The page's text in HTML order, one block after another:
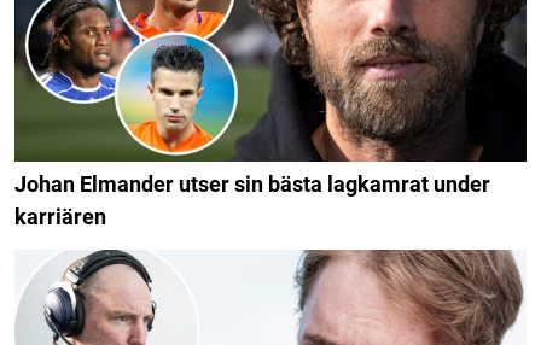
Johan Elmander utser sin bästa lagkamrat under
karriären